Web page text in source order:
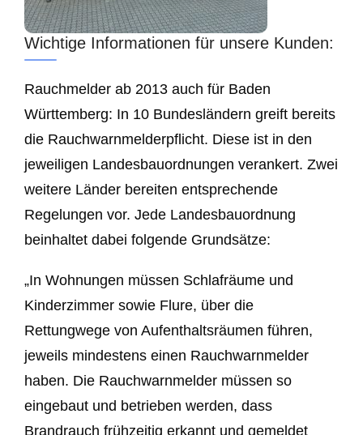
Wichtige Informationen für unsere Kunden:
Rauchmelder ab 2013 auch für Baden
Württemberg: In 10 Bundesländern greift bereits
die Rauchwarnmelderpflicht. Diese ist in den
jeweiligen Landesbauordnungen verankert. Zwei
weitere Länder bereiten entsprechende
Regelungen vor. Jede Landesbauordnung
beinhaltet dabei folgende Grundsätze:
„In Wohnungen müssen Schlafräume und
Kinderzimmer sowie Flure, über die
Rettungwege von Aufenthaltsräumen führen,
jeweils mindestens einen Rauchwarnmelder
haben. Die Rauchwarnmelder müssen so
eingebaut und betrieben werden, dass
Brandrauch frühzeitig erkannt und gemeldet